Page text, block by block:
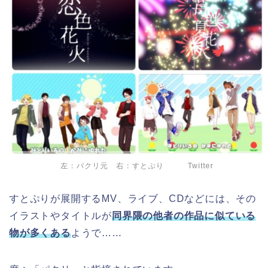
左：パクリ元 右：すとぷり Twitter
すとぷりが展開するMV、ライブ、CDなどには、その
イラストやタイトルが同界隈の他者の作品に似ている
物が多くあるようで……